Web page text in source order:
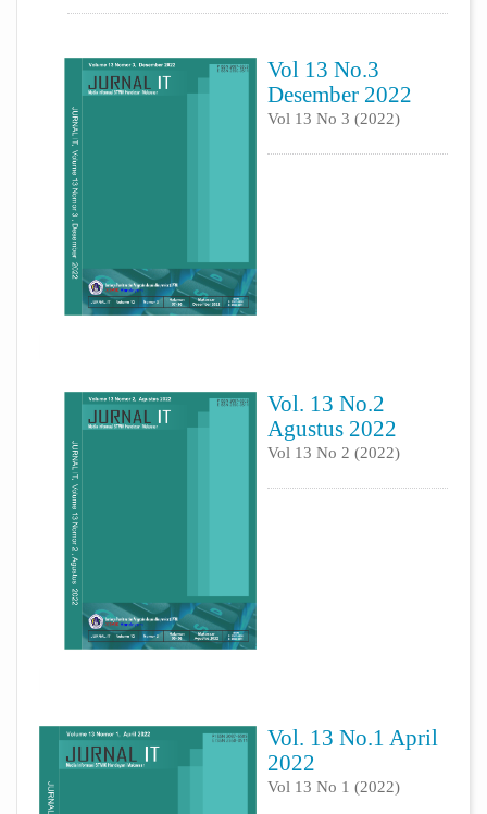
Vol 13 No.3
Desember 2022
Vol 13 No 3 (2022)
Vol. 13 No.2
Agustus 2022
Vol 13 No 2 (2022)
Vol. 13 No.1 April
2022
Vol 13 No 1 (2022)